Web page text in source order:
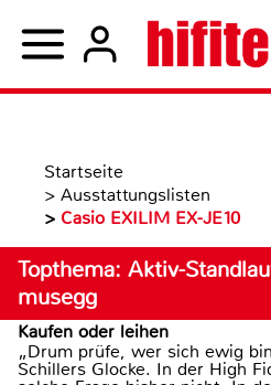
Startseite
> Ausstattungslisten
> Casio EXILIM EX-JE10
Topthema: Aktiv-
musegg
Kaufen oder leihen
„Drum prüfe, wer sich ewig
Schillers Glocke. In der High